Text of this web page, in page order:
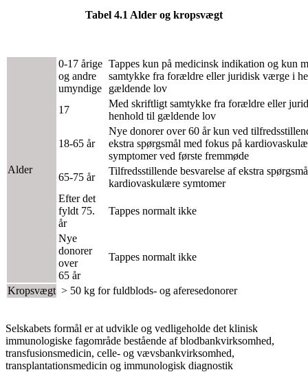
Tabel 4.1 Alder og kropsvægt
Alder
0-17 årige
og andre
umyndige
Tappes kun på medicinsk indikation og kun
samtykke fra forældre eller juridisk værge i
gældende lov
17
Med skriftligt samtykke fra forældre eller
henhold til gældende lov
18-65 år
Nye donorer over 60 år kun ved
ekstra spørgsmål med fokus på
symptomer ved første fremmøde
65-75 år
Tilfredsstillende besvarelse af ekstra
kardiovaskulære symtomer
Efter det
fyldt 75.
år
Tappes normalt ikke
Nye
donorer
over
65 år
Tappes normalt ikke
Kropsvægt > 50 kg for fuldblods- og aferesedonorer
Selskabets formål er at udvikle og vedligeholde det klinisk
immunologiske fagområde bestående af blodbankvirksomhed,
transfusionsmedicin, celle- og vævsbankvirksomhed,
transplantationsmedicin og immunologisk diagnostik